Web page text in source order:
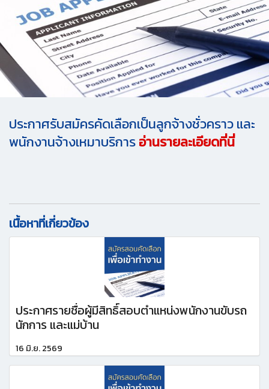
ประกาศรับสมัครคัดเลือกเป็นลูกจ้างชั่วคราว และ
พนักงานจ้างเหมาบริการอ่านรายละเอียดที่นี่
เนื้อหาที่เกี่ยวข้อง
ประกาศรายชื่อผู้มีสิทธิ์สอบตำแหน่งพนักงานขับรถ
นักการ และแม่บ้าน
16 มิ.ย. 2569